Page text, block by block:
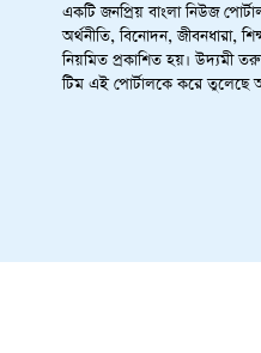
একটি জনপ্রিয় বাংলা নিউজ
অর্থনীতি, বিনোদন, জীবনধারা,
নিয়মিত প্রকাশিত হয়। উদ্যমী
টিম এই পোর্টালকে করে তুলেছে